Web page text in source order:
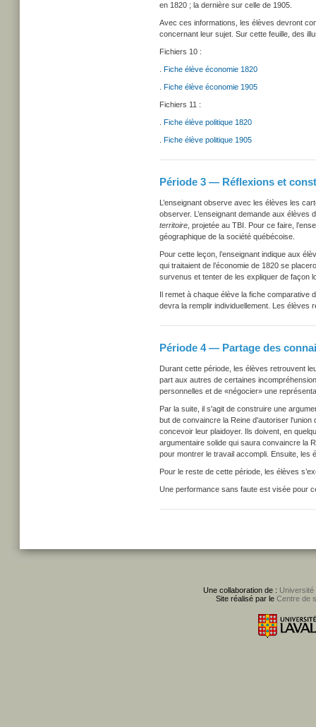
en 1820 ; la dernière sur celle de 1905.
Avec ces informations, les élèves devront
concernant leur sujet. Sur cette feuille, des
Fichiers 10 :
Fiche élève économie 1820
Fiche élève économie 1905
Fichiers 11 :
Fiche élève politique 1820
Fiche élève politique 1905
Période 3 — Réflexions et
L’enseignant observe avec les élèves les
observer. L’enseignant demande aux
territoire , projetée au TBI. Pour ce faire,
géographique de la société québécoise.
Pour cette leçon, l’enseignant indique aux
qui traitaient de l’économie de 1820 se
survenus et tenter de les expliquer de façon
Il remet à chaque élève la fiche comparative
devra la remplir individuellement. Les élèves
Période 4 — Partage des
Durant cette période, les élèves retrouvent
part aux autres de certaines
personnelles et de «négocier» une
Par la suite, il s'agit de construire une
but de convaincre la Reine d'autoriser
concevoir leur plaidoyer. Ils doivent, en
argumentaire solide qui saura convaincre la
pour montrer le travail accompli. Ensuite, les
Pour le reste de cette période, les élèves
Une performance sans faute est visée pour
Une collaboration de : Université
Site réalisé par le Centre de